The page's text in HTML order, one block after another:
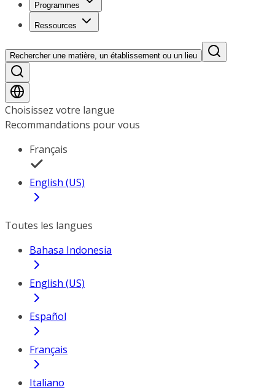
Programmes
Ressources
Rechercher une matière, un établissement ou un lieu
Choisissez votre langue
Recommandations pour vous
Français
English (US)
Toutes les langues
Bahasa Indonesia
English (US)
Español
Français
Italiano